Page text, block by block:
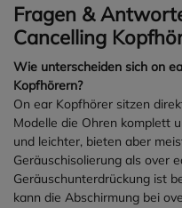
Fragen &
Cancelling
Wie unterscheiden sich on
Kopfhörern?
On ear Kopfhörer sitzen
Modelle die Ohren komplett
und leichter, bieten aber
Geräuschisolierung als over
Geräuschunterdrückung ist
kann die Abschirmung bei